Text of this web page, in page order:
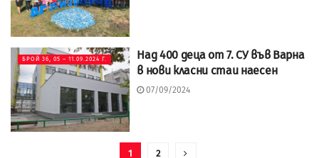
БРОЙ 36, 05 – 11.09.2024 Г.
Над 400 деца от 7. СУ във Варна
в нови класни стаи наесен
07/09/2024
1 2